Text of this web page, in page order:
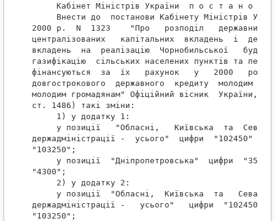
Кабінет Міністрів України  п о с т а н о в л
Внести до  постанови Кабінету Міністрів
2000 р.  N  1323    "Про   розподіл   державних
централізованих   капітальних  вкладень  і
вкладень  на  реалізацію  Чорнобильської
газифікацію  сільських населених пунктів та
фінансуються  за  їх   рахунок   у   2000
довгострокового  державного  кредиту  молодим
молодим громадянам" Офіційний вісник
ст. 1486) такі зміни:
     1) у додатку 1:
у позиції   "Обласні,   Київська  та
держадміністрації -  усього"  цифри  "102450"
"103250";
у позиції  "Дніпропетровська"  цифри
"4300";
     2) у додатку 2:
у позиції  "Обласні,  Київська  та
держадміністрації -   усього"   цифри  "102450"
"103250";